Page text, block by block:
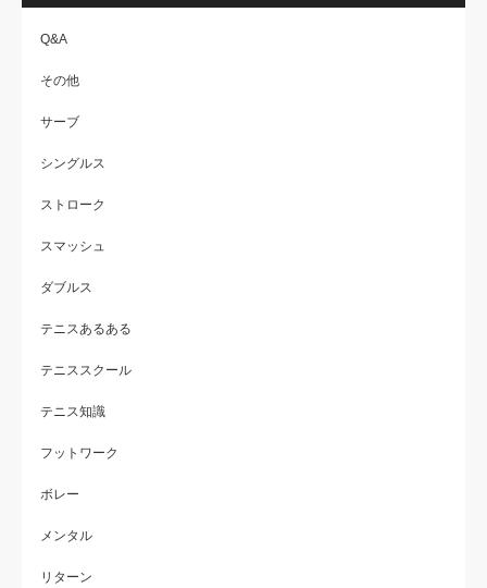
Q&A
その他
サーブ
シングルス
ストローク
スマッシュ
ダブルス
テニスあるある
テニススクール
テニス知識
フットワーク
ボレー
メンタル
リターン